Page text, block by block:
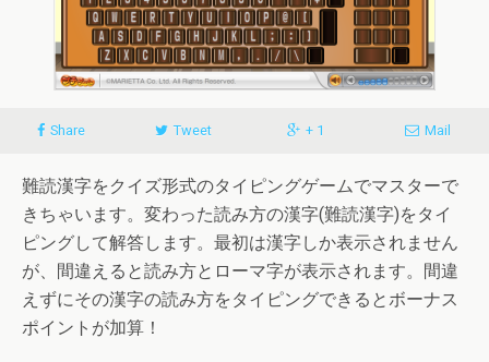
Share Tweet + 1 Mail
難読漢字をクイズ形式のタイピングゲームでマスターで
きちゃいます。変わった読み方の漢字(難読漢字)をタイ
ピングして解答します。最初は漢字しか表示されません
が、間違えると読み方とローマ字が表示されます。間違
えずにその漢字の読み方をタイピングできるとボーナス
ポイントが加算！